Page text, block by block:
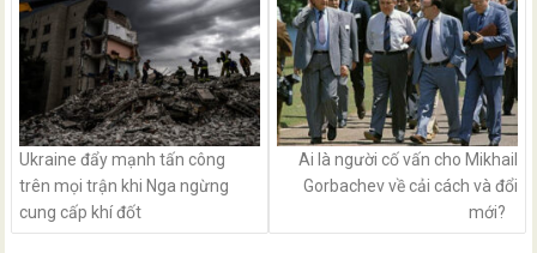
Ukraine đẩy mạnh tấn công
trên mọi trận khi Nga ngừng
cung cấp khí đốt
Ai là người cố vấn cho Mikhail
Gorbachev về cải cách và đổi
mới?